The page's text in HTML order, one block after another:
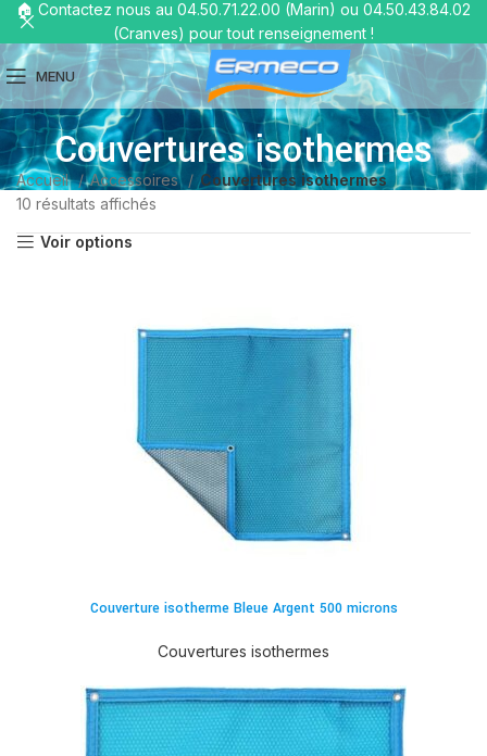
MENU
Couvertures isothermes
Accueil Accessoires
Couvertures isothermes
10 résultats affichés
Voir options
Couverture isotherme Bleue Argent 500 microns
Couvertures isothermes
🏠 Contactez nous au 04.50.71.22.00 (Marin) ou 04.50.43.84.02
(Cranves) pour tout renseignement !